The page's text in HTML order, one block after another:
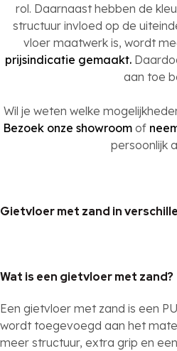
rol. Daarnaast hebben de
structuur invloed op de
vloer maatwerk is, wordt
prijsindicatie gemaakt.
aan toe
Wil je weten welke
Bezoek onze showroom of
persoonlijk
Gietvloer met zand in
Wat is een gietvloer met zand?
Een gietvloer met zand is een
wordt toegevoegd aan het
meer structuur, extra grip en